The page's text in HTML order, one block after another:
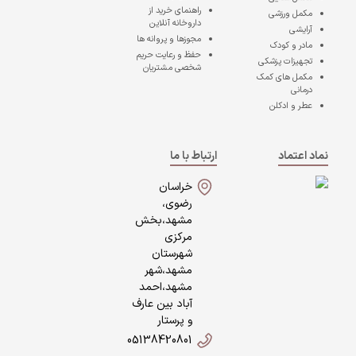
مکمل ورزشی
آرایشی
مادر و کودک
تجهیزات پزشکی
مکمل های کمک
درمانی
عطر و ادکلن
راهنمای خرید از
داروخانه آنلاین
مجوزها و پروانه ها
حفظ و رعایت حریم
شخصی مشتریان
نماد اعتماد
ارتباط با ما
خراسان
رضوی،
مشهد،بخش
مرکزی
شهرستان
مشهد،شهر
مشهد،احمد
آباد بین عارف
و پرستار
05138420801